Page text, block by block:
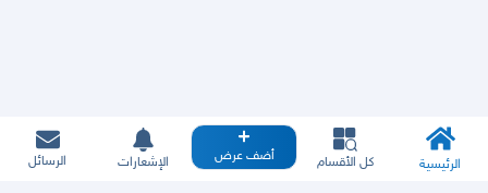
الرئيسية كل الأقسام أضف عرض الإشعارات الرسائل